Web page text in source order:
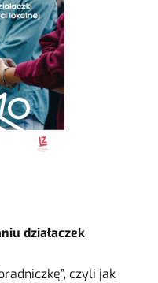
działaczek
czyli jak